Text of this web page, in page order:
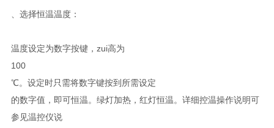
、选择恒温温度：
温度设定为数字按键，zui高为
100
℃。设定时只需将数字键按到所需设定
的数字值，即可恒温。绿灯加热，红灯恒温。详细控温操作说明可
参见温控仪说